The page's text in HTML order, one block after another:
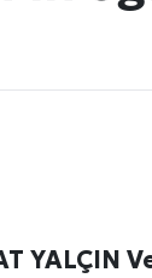
YALÇIN